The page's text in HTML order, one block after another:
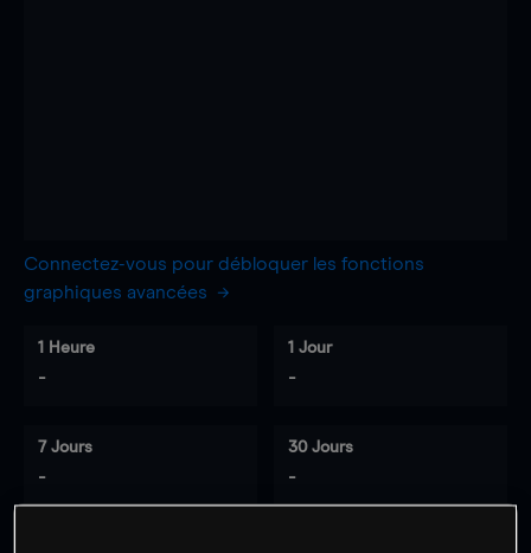
Connectez-vous pour débloquer les fonctions
graphiques avancées
1 Heure
-
1 Jour
-
7 Jours
-
30 Jours
-